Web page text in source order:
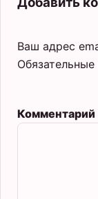
Ваш адрес
Комментарий